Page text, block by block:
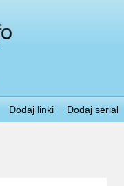
Dodaj linki Dodaj serial